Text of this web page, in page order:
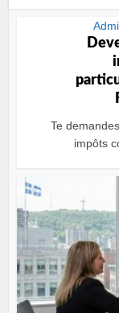
Te
impôts